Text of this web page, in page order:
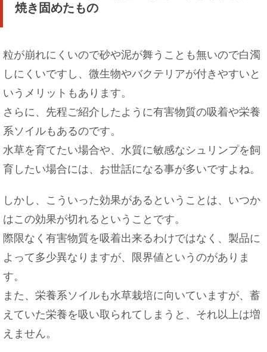
セミダブルに大人２人はキツイ！ホテルの「セミ
子猫が首輪を嫌がる時の対処法！首輪をつけた方
ピアスの穴がふさがる期間は？ふさがった時の対
る方法も紹介！
焼き固めたもの
粒が崩れにくいので砂や泥が舞うことも無いので白濁
しにくいですし、微生物やバクテリアが付きやすいと
いうメリットもあります。
さらに、先程ご紹介したように有害物質の吸着や栄養
系ソイルもあるのです。
水草を育てたい場合や、水質に敏感なシュリンプを飼
育したい場合には、お世話になる事が多いですよね。
しかし、こういった効果があるということは、いつか
はこの効果が切れるということです。
際限なく有害物質を吸着出来るわけではなく、製品に
よって多少異なりますが、限界値というのがありま
す。
また、栄養系ソイルも水草栽培に向いていますが、蓄
えていた栄養を吸い取られてしまうと、それ以上は増
えません。